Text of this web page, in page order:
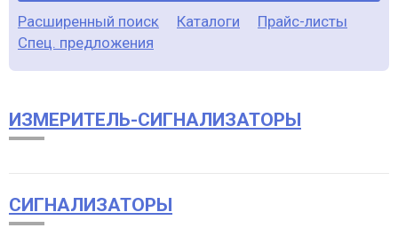
Расширенный поиск Каталоги
Прайс-листы
Спец. предложения
ИЗМЕРИТЕЛЬ-СИГНАЛИЗАТОРЫ
СИГНАЛИЗАТОРЫ